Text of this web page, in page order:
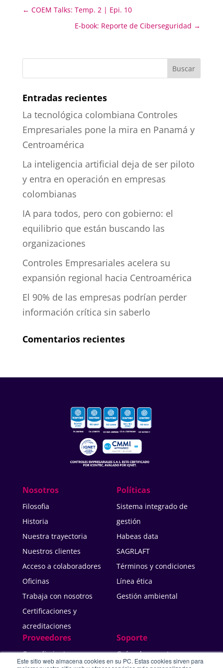
Este sitio web almacena cookies en su PC. Estas cookies sirven para
← COEM Talks: Temp. 2 | Epi. 10
E-book: Reporte de Ciberseguridad →
Entradas recientes
La tecnológica colombiana Controles
Empresariales pone la mira en Panamá y
Centroamérica
La inteligencia artificial deja de ser piloto
y entra en operación en empresas
colombianas
IA para todos, pero con gobierno: el
equilibrio que están buscando las
organizaciones
Controles Empresariales acelera su
expansión regional hacia Centroamérica
El 90% de las empresas podrían perder
información crítica sin saberlo
Comentarios recientes
Nosotros
Filosofia
Historia
Nuestra trayectoria
Nuestros clientes
Acceso a colaboradores
Oficinas
Trabaja con nosotros
Certificaciones y
acreditaciones
Políticas
Sistema integrado de
gestión
Habeas data
SAGRLAFT
Términos y condiciones
Línea ética
Gestión ambiental
Proveedores
Cumplimiento
Soporte
Guías de soporte